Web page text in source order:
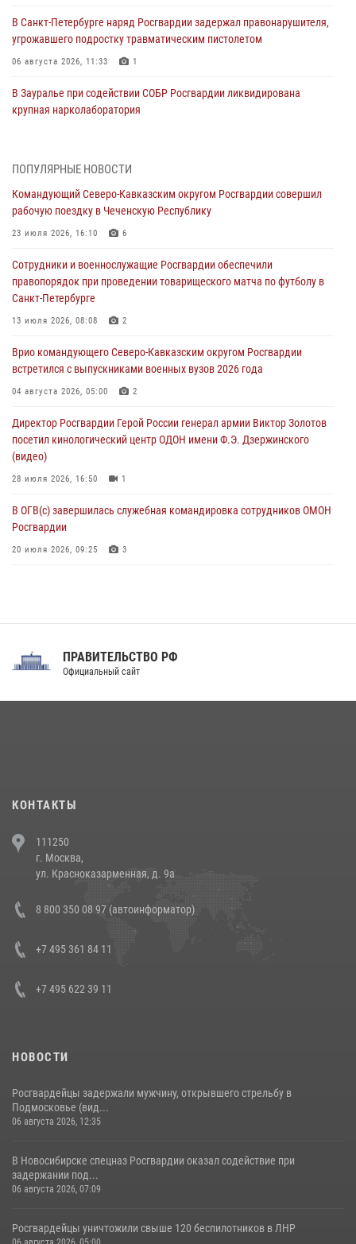
В Санкт-Петербурге наряд Росгвардии задержал правонарушителя,
угрожавшего подростку травматическим пистолетом
06 августа 2026, 11:33 1
В Зауралье при содействии СОБР Росгвардии ликвидирована
крупная нарколаборатория
В Москве росгвардейцы задержали троих мужчин, устроивших
06 августа 2026, 11:20
Взрывотехники Росгвардии на Ставрополье обезвредили снаряд
06 августа 2026, 11:15
Подвиги героев‑росгвардейцев увековечили в новой музейной
экспозиции белгородского музея‑диорамы «Курская битва.
06 августа 2026, 10:30 3
Охрану общественного порядка и безопасность на футбольном
06 августа 2026, 10:13 1
ПОПУЛЯРНЫЕ НОВОСТИ
Командующий Северо-Кавказским округом Росгвардии совершил
рабочую поездку в Чеченскую Республику
23 июля 2026, 16:10 6
Сотрудники и военнослужащие Росгвардии обеспечили
правопорядок при проведении товарищеского матча по футболу в
Санкт-Петербурге
13 июля 2026, 08:08 2
Врио командующего Северо-Кавказским округом Росгвардии
встретился с выпускниками военных вузов 2026 года
04 августа 2026, 05:00 2
Директор Росгвардии Герой России генерал армии Виктор Золотов
посетил кинологический центр ОДОН имени Ф.Э. Дзержинского
(видео)
28 июля 2026, 16:50 1
В ОГВ(с) завершилась служебная командировка сотрудников ОМОН
Росгвардии
20 июля 2026, 09:25 3
Праздник «Один день с Росгвардией» к 105-летию Центрального
напавших на бригаду скорой помощи (видео)
14 июля 2026, 12:20
В Росгвардии прошла военно-научная конференция по обобщению
боевого опыта
ПРАВИТЕЛЬСТВО РФ
Официальный сайт
КОНТАКТЫ
111250
г. Москва,
ул. Красноказарменная, д. 9а
8 800 350 08 97 (автоинформатор)
+7 495 361 84 11
+7 495 622 39 11
НОВОСТИ
Росгвардейцы задержали мужчину, открывшего стрельбу в
Подмосковье (вид...
06 августа 2026, 12:35
В Новосибирске спецназ Росгвардии оказал содействие при
задержании под...
06 августа 2026, 07:09
Росгвардейцы уничтожили свыше 120 беспилотников в ЛНР